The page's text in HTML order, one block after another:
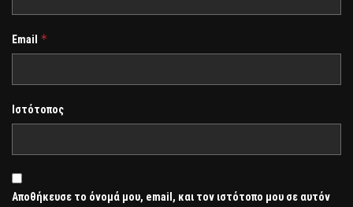
Email *
Ιστότοπος
Αποθήκευσε το όνομά μου, email, και τον ιστότοπο μου σε αυτόν